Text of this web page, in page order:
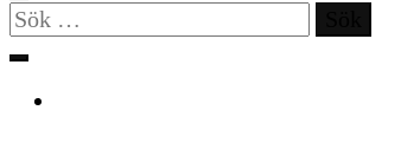
Sök
efter: